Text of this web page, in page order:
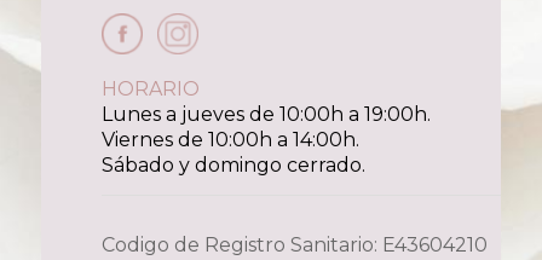
HORARIO
Lunes a jueves de 10:00h a 19:00h.
Viernes de 10:00h a 14:00h.
Sábado y domingo cerrado.
Codigo de Registro Sanitario: E43604210